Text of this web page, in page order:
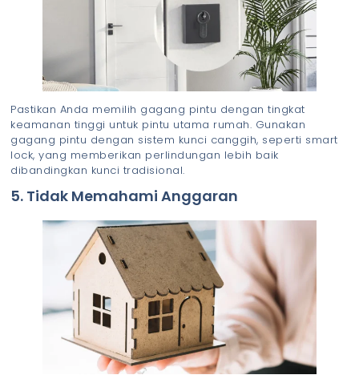
Pastikan Anda memilih gagang pintu dengan tingkat
keamanan tinggi untuk pintu utama rumah. Gunakan
gagang pintu dengan sistem kunci canggih, seperti smart
lock, yang memberikan perlindungan lebih baik
dibandingkan kunci tradisional.
5. Tidak Memahami Anggaran